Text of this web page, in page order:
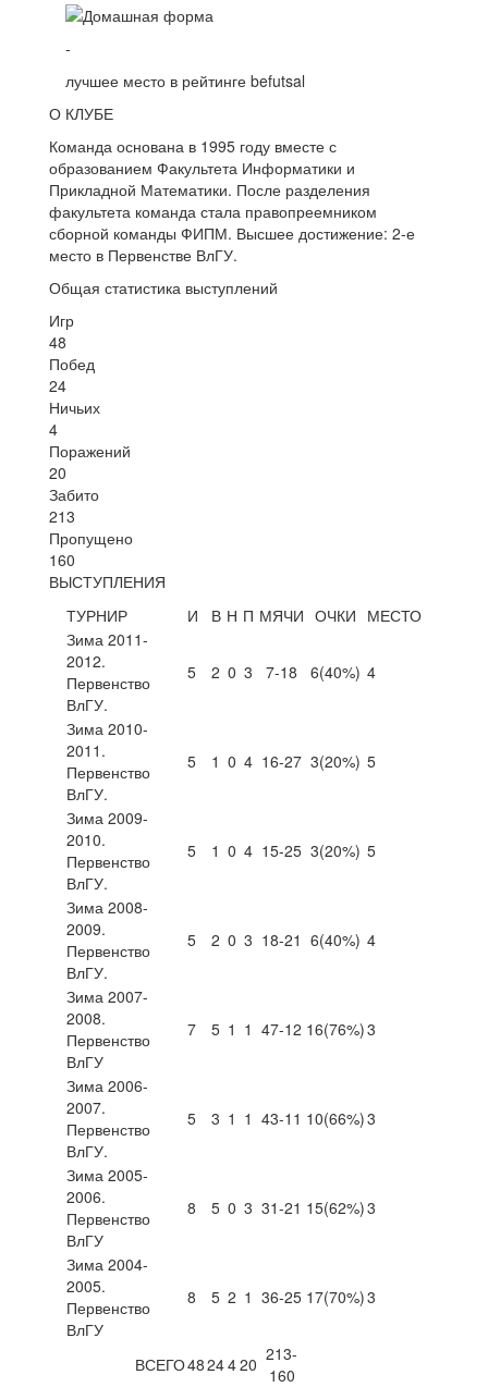
-
лучшее место в рейтинге befutsal
О КЛУБЕ
Команда основана в 1995 году вместе с
образованием Факультета Информатики и
Прикладной Математики. После разделения
факультета команда стала правопреемником
сборной команды ФИПМ. Высшее достижение: 2-е
место в Первенстве ВлГУ.
Общая статистика выступлений
Игр
48
Побед
24
Ничьих
4
Поражений
20
Забито
213
Пропущено
160
ВЫСТУПЛЕНИЯ
ТУРНИР
И В Н П МЯЧИ ОЧКИ МЕСТО
Зима 2011-
2012.
Первенство
ВлГУ.
5 2 0 3 7-18 6(40%) 4
Зима 2010-
2011.
Первенство
ВлГУ.
5 1 0 4 16-27 3(20%) 5
Зима 2009-
2010.
Первенство
ВлГУ.
5 1 0 4 15-25 3(20%) 5
Зима 2008-
2009.
Первенство
ВлГУ.
5 2 0 3 18-21 6(40%) 4
Зима 2007-
2008.
Первенство
ВлГУ
7 5 1 1 47-12 16(76%)3
Зима 2006-
2007.
Первенство
ВлГУ.
5 3 1 1 43-11 10(66%)3
Зима 2005-
2006.
Первенство
ВлГУ
8 5 0 3 31-21 15(62%)3
Зима 2004-
2005.
Первенство
ВлГУ
8 5 2 1 36-25 17(70%)3
ВСЕГО4824420 213-
160